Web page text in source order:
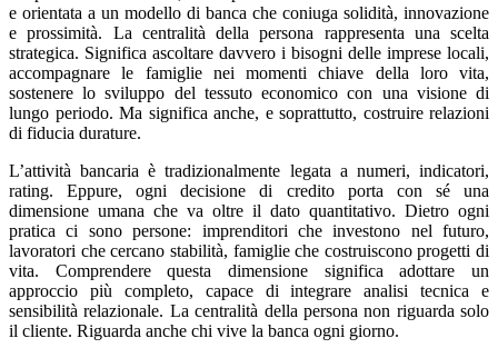
e orientata a un modello di banca che coniuga solidità, innovazione
e prossimità. La centralità della persona rappresenta una scelta
strategica. Significa ascoltare davvero i bisogni delle imprese locali,
accompagnare le famiglie nei momenti chiave della loro vita,
sostenere lo sviluppo del tessuto economico con una visione di
lungo periodo. Ma significa anche, e soprattutto, costruire relazioni
di fiducia durature.
L’attività bancaria è tradizionalmente legata a numeri, indicatori,
rating. Eppure, ogni decisione di credito porta con sé una
dimensione umana che va oltre il dato quantitativo. Dietro ogni
pratica ci sono persone: imprenditori che investono nel futuro,
lavoratori che cercano stabilità, famiglie che costruiscono progetti di
vita. Comprendere questa dimensione significa adottare un
approccio più completo, capace di integrare analisi tecnica e
sensibilità relazionale. La centralità della persona non riguarda solo
il cliente. Riguarda anche chi vive la banca ogni giorno.